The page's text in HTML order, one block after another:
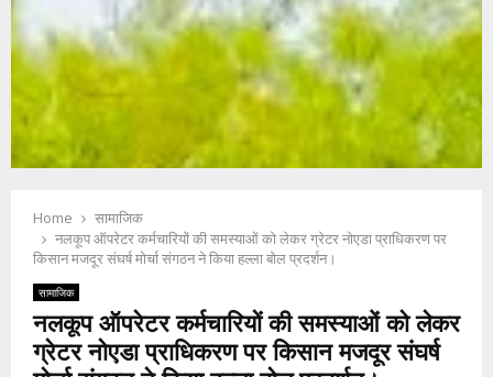
Home
सामाजिक
नलकूप ऑपरेटर कर्मचारियों की समस्याओं को लेकर ग्रेटर नोएडा प्राधिकरण पर
किसान मजदूर संघर्ष मोर्चा संगठन ने किया हल्ला बोल प्रदर्शन।
सामाजिक
नलकूप ऑपरेटर कर्मचारियों की समस्याओं को लेकर
ग्रेटर नोएडा प्राधिकरण पर किसान मजदूर संघर्ष